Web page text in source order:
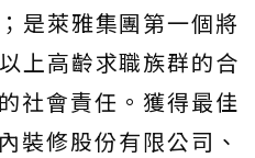
是萊雅集團第一個將
上高齡求職族群的合
社會責任。獲得最佳
裝修股份有限公司、